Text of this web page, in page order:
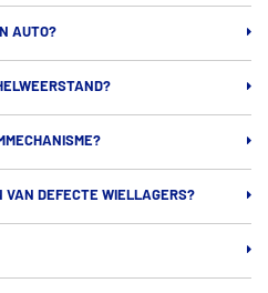
AUTO?
VAN DEFECTE WIELLAGERS?